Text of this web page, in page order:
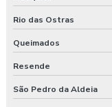
Consultoria
Consultoria
Consultoria em
Rio das Ostras
Queimados
Resende
São Pedro da Aldeia